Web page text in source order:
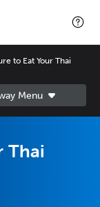
to Eat Your Thai
Thai